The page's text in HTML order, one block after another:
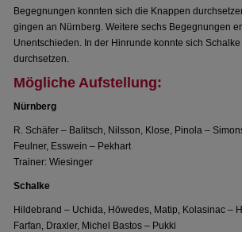
Begegnungen konnten sich die Knappen
gingen an Nürnberg. Weitere sechs Begegnungen
Unentschieden. In der Hinrunde konnte sich
durchsetzen.
Mögliche Aufstellung:
Nürnberg
R. Schäfer – Balitsch, Nilsson, Klose, Pinola –
Feulner, Esswein – Pekhart
Trainer: Wiesinger
Schalke
Hildebrand – Uchida, Höwedes, Matip, Kolasinac –
Farfan, Draxler, Michel Bastos – Pukki